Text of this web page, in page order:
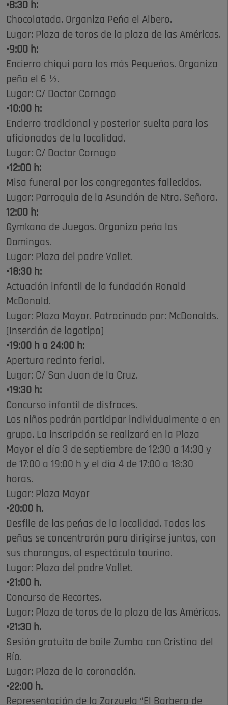
•8:30 h:
Chocolatada. Organiza Peña el Albero.
Lugar: Plaza de toros de la plaza de las Américas.
•9:00 h:
Encierro chiqui para los más Pequeños. Organiza
peña el 6 ½.
Lugar: C/ Doctor Cornago
•10:00 h:
Encierro tradicional y posterior suelta para los
aficionados de la localidad.
Lugar: C/ Doctor Cornago
•12:00 h:
Misa funeral por los congregantes fallecidos.
Lugar: Parroquia de la Asunción de Ntra. Señora.
12:00 h:
Gymkana de Juegos. Organiza peña las
Domingas.
Lugar: Plaza del padre Vallet.
•18:30 h:
Actuación infantil de la fundación Ronald
McDonald.
Lugar: Plaza Mayor. Patrocinado por: McDonalds.
(Inserción de logotipo)
•19:00 h a 24:00 h:
Apertura recinto ferial.
Lugar: C/ San Juan de la Cruz.
•19:30 h:
Concurso infantil de disfraces.
Los niños podrán participar individualmente o en
grupo. La inscripción se realizará en la Plaza
Mayor el día 3 de septiembre de 12:30 a 14:30 y
de 17:00 a 19:00 h y el día 4 de 17:00 a 18:30
horas.
Lugar: Plaza Mayor
•20:00 h.
Desfile de las peñas de la localidad. Todas las
peñas se concentrarán para dirigirse juntas, con
sus charangas, al espectáculo taurino.
Lugar: Plaza del padre Vallet.
•21:00 h.
Concurso de Recortes.
Lugar: Plaza de toros de la plaza de las Américas.
•21:30 h.
Sesión gratuita de baile Zumba con Cristina del
Río.
Lugar: Plaza de la coronación.
•22:00 h.
Representación de la Zarzuela “El Barbero de